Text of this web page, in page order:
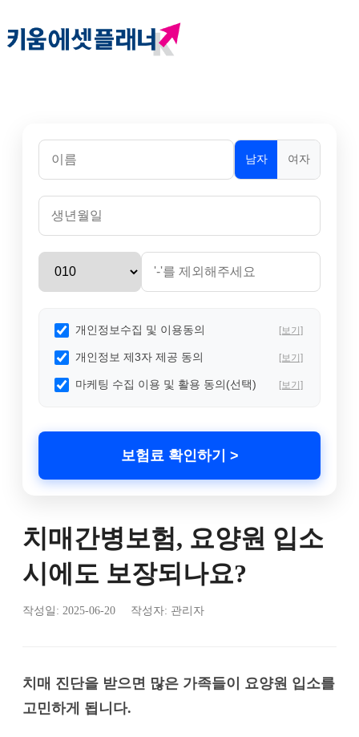
남자 여자
개인정보수집 및 이용동의 [보기]
개인정보 제3자 제공 동의 [보기]
마케팅 수집 이용 및 활용 동의(선택) [보기]
보험료 확인하기 >
치매간병보험, 요양원 입소
시에도 보장되나요?
작성일: 2025-06-20 작성자: 관리자
치매 진단을 받으면 많은 가족들이 요양원 입소를
고민하게 됩니다.